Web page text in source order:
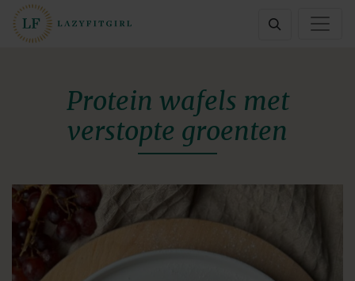
Protein wafels met
verstopte groenten